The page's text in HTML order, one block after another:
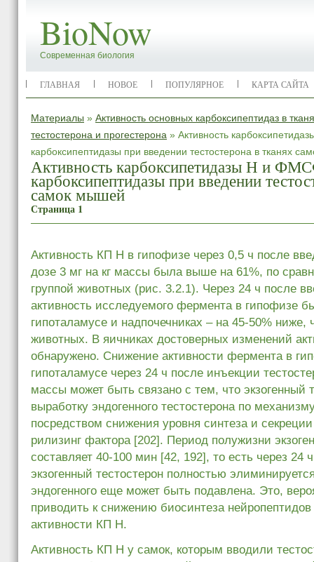
BioNow
Современная биология
ГЛАВНАЯ НОВОЕ ПОПУЛЯРНОЕ КАРТА САЙТА
Материалы » Активность основных карбоксипептидаз в
тестостерона и прогестерона » Активность
карбоксипептидазы при введении тестостерона в тканях
Активность карбоксипетидазы Н и
карбоксипептидазы при введении
самок мышей
Страница 1
Активность КП Н в гипофизе через 0,5 ч после
дозе 3 мг на кг массы была выше на 61%, по
группой животных (рис. 3.2.1). Через 24 ч после
активность исследуемого фермента в гипофизе
гипоталамусе и надпочечниках – на 45-50% ниже,
животных. В яичниках достоверных изменений
обнаружено. Снижение активности фермента в
гипоталамусе через 24 ч после инъекции
массы может быть связано с тем, что экзогенный
выработку эндогенного тестостерона по
посредством снижения уровня синтеза и
рилизинг фактора [202]. Период полужизни
составляет 40-100 мин [42, 192], то есть через 24
экзогенный тестостерон полностью
эндогенного еще может быть подавлена. Это,
приводить к снижению биосинтеза
активности КП H.
Активность КП Н у самок, которым вводили